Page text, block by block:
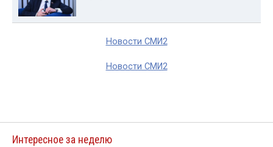
Новости СМИ2
Новости СМИ2
Интересное за неделю